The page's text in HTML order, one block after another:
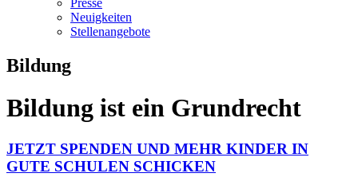
Presse
Neuigkeiten
Stellenangebote
Bildung
Bildung ist ein Grundrecht
JETZT SPENDEN UND MEHR KINDER IN
GUTE SCHULEN SCHICKEN